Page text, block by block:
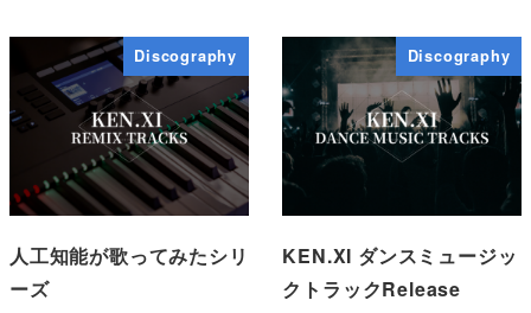
Discography
人工知能が歌ってみたシリ
ーズ
Discography
KEN.XI ダンスミュージッ
クトラックRelease